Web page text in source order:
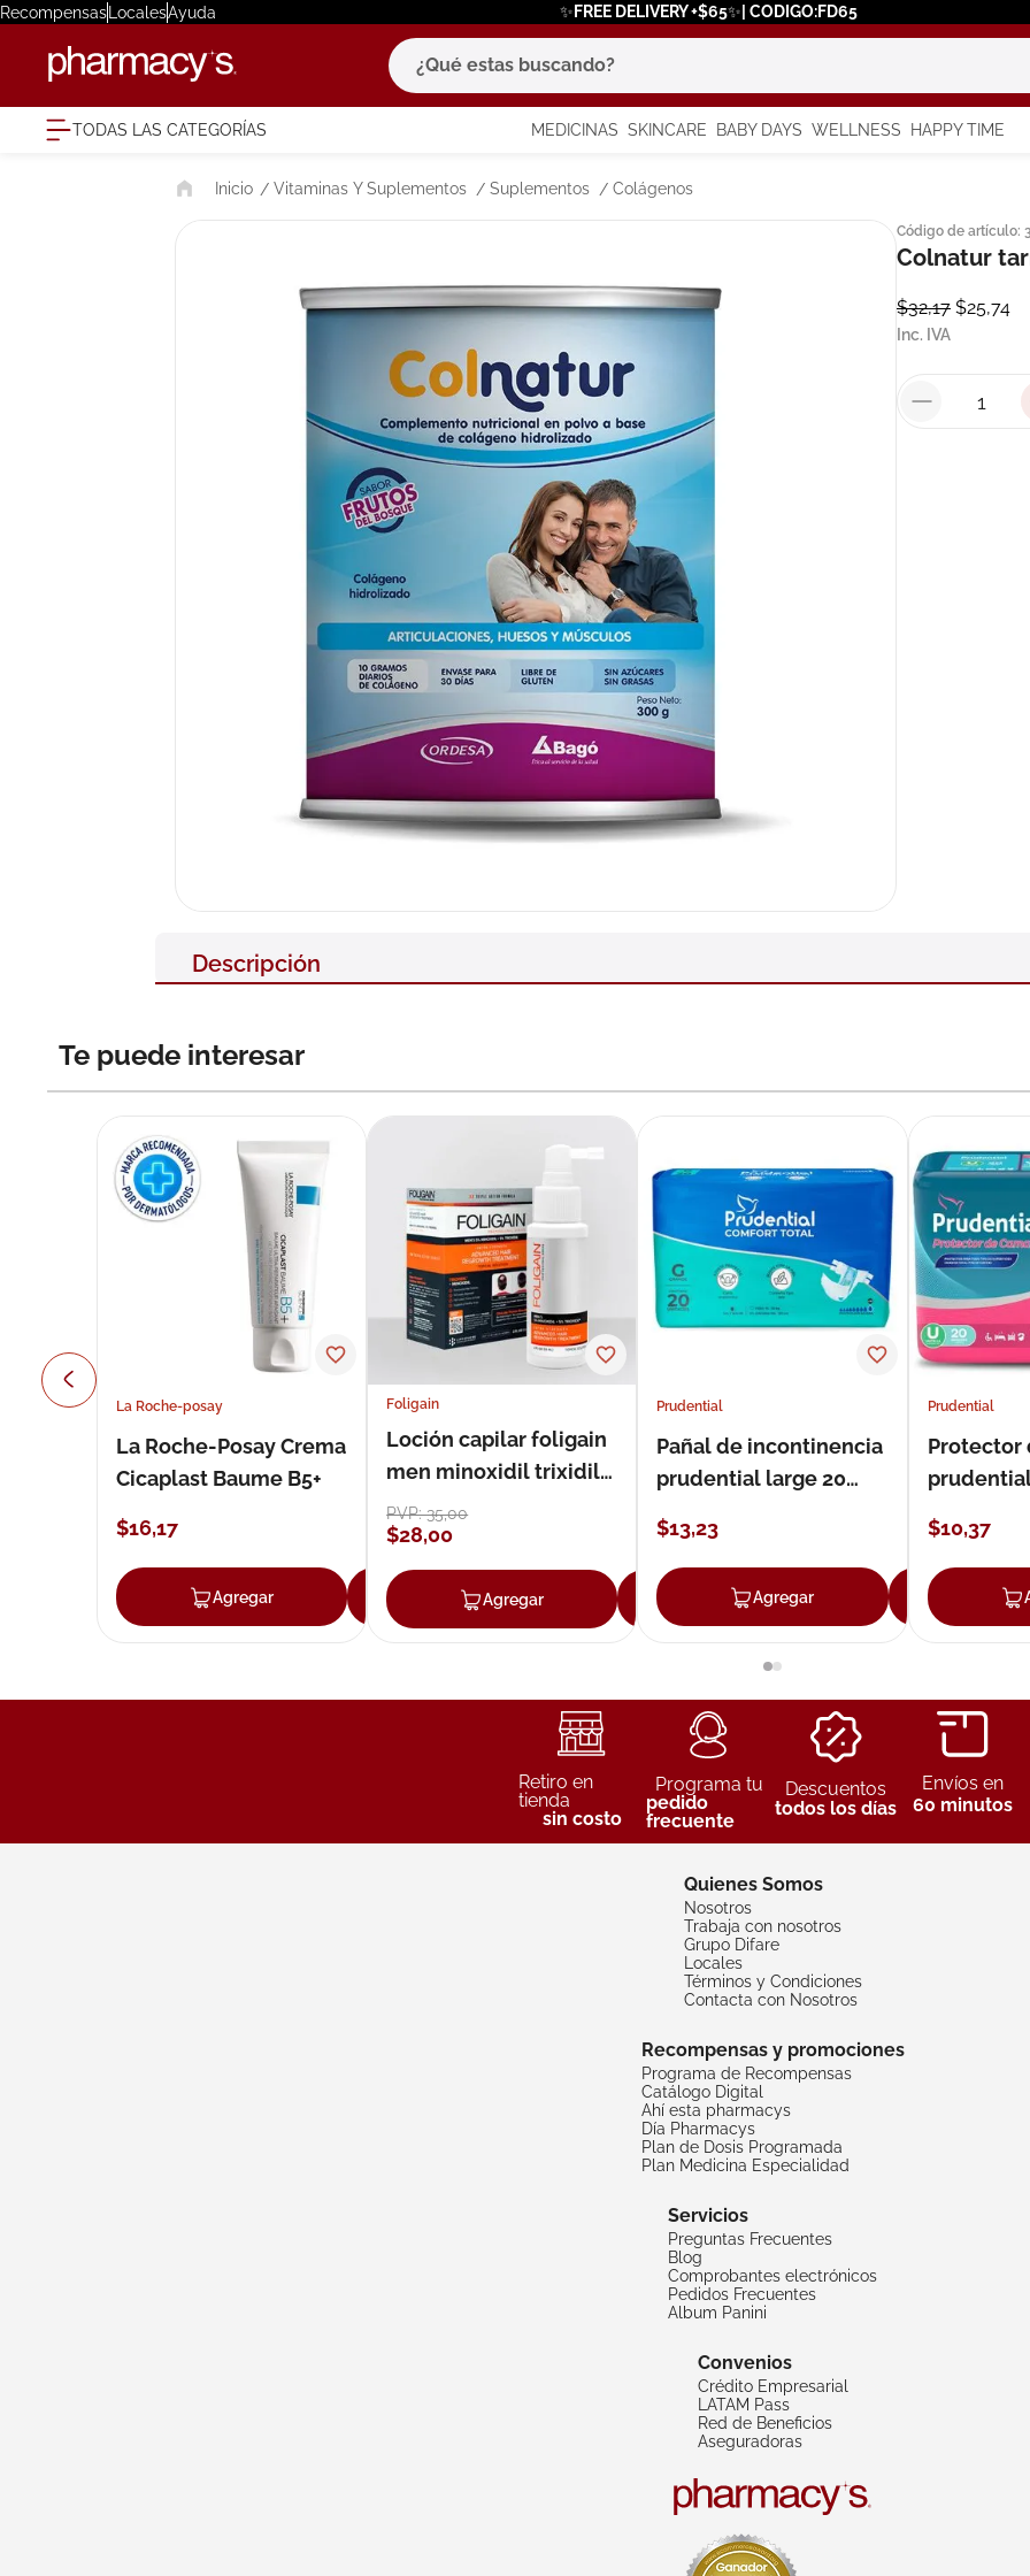
RecompensasLocalesAyuda ✨FREE DELIVERY +$65✨| CODIGO:FD65
¿Qué estas buscando?
TODAS LAS CATEGORÍAS MEDICINAS SKINCARE BABY DAYS WELLNESS HAPPY TIME
Vitaminas Y Suplementos Suplementos Colágenos
Código de artículo:
Colnatur
$32,17 $25,74
Inc. IVA
Descripción
Te puede interesar
La Roche-posay
La Roche-Posay Crema
Cicaplast Baume B5+
$16,17
Agregar Agregar
Foligain
Loción capilar foligain
men minoxidil trixidil
loción 59 ml
PVP:35,00
$28,00
Agregar Agregar
Prudential
Pañal de incontinencia
prudential large 20
$13,23
Agregar
Prudential
Protector
$10,37
Retiro en
tienda
sin costo
Programa tu
pedido
frecuente
Descuentos
todos los días
Envíos en
60 minutos
Quienes Somos
Nosotros
Trabaja con nosotros
Grupo Difare
Locales
Términos y Condiciones
Contacta con Nosotros
Recompensas y promociones
Programa de Recompensas
Catálogo Digital
Ahí esta pharmacys
Día Pharmacys
Plan de Dosis Programada
Plan Medicina Especialidad
Servicios
Preguntas Frecuentes
Blog
Comprobantes electrónicos
Pedidos Frecuentes
Album Panini
Convenios
Crédito Empresarial
LATAM Pass
Red de Beneficios
Aseguradoras
términos más buscados
1. eucerin
4. pilexil
cerave
6. degraler
7. isdin
roche posay
pañales